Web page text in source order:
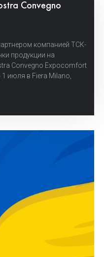
Convegno
компанией ТСК-
продукции на
Convegno Expocomfort
июля в Fiera Milano,